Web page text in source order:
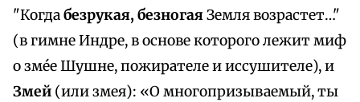
"Когдабезрукая, безногаяЗемля возрастет…"
(в гимне Индре, в основе которого лежит миф
о зме́е Шушне, пожирателе и иссушителе), и
Змей (или змея): «О многопризываемый, ты